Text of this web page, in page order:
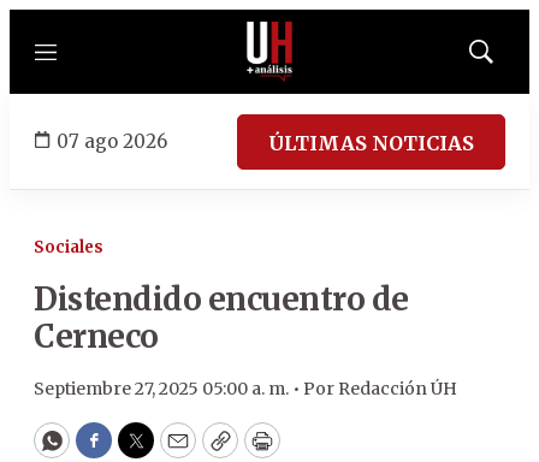
Menú
Mostrar
07 ago 2026 ÚLTIMAS NOTICIAS
Sociales
Distendido encuentro de
Cerneco
Septiembre 27, 2025 05:00 a. m. • Por Redacción ÚH
WhatsApp
Facebook
Twitter
EmailCopyPrint